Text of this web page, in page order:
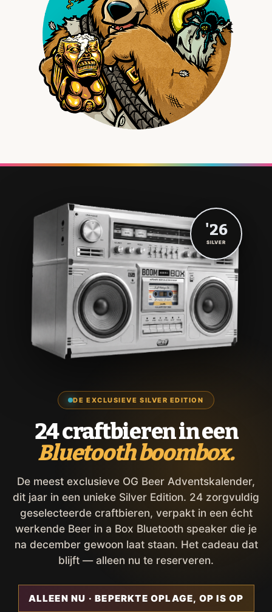
DE EXCLUSIEVE SILVER EDITION
24 craftbieren in een
Bluetooth boombox.
De meest exclusieve OG Beer Adventskalender,
dit jaar in een unieke Silver Edition. 24 zorgvuldig
geselecteerde craftbieren, verpakt in een écht
werkende Beer in a Box Bluetooth speaker die je
na december gewoon laat staan. Het cadeau dat
blijft — alleen nu te reserveren.
ALLEEN NU · BEPERKTE OPLAGE, OP IS OP
'26
SILVER